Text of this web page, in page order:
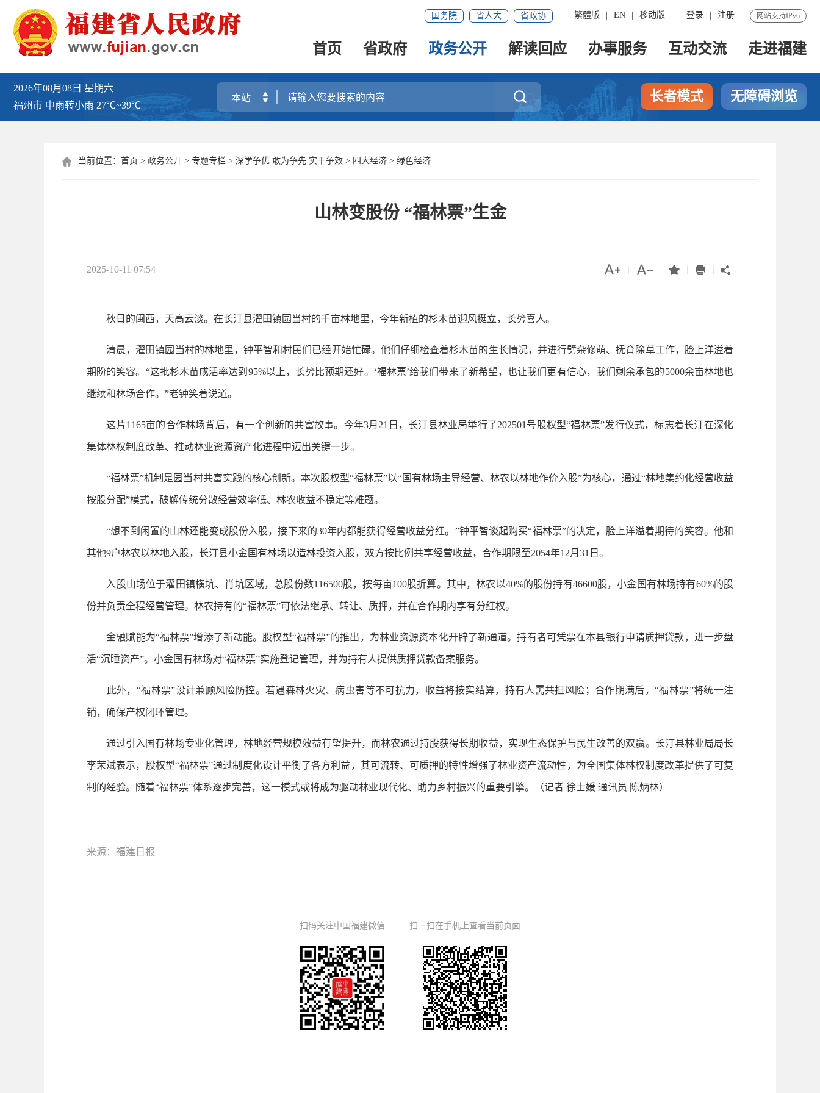
网站支持IPv6
登录 注册
繁體版 EN 移动版
国务院 省人大 省政协
首页 省政府 政务公开 解读回应 办事服务 互动交流 走进福建
2026年08月08日 星期六
福州市 中雨转小雨 27℃~39℃
 长者模式 无障碍浏览
 当前位置： 首页 > 政务公开 > 专题专栏 > 深学争优 敢为争先 实干争效 > 四大经济 > 绿色经济
山林变股份 “福林票”生金
2025-10-11 07:54     
秋日的闽西，天高云淡。在长汀县濯田镇园当村的千亩林地里，今年新植的杉木苗迎风挺立，长势喜人。
清晨，濯田镇园当村的林地里，钟平智和村民们已经开始忙碌。他们仔细检查着杉木苗的生长情况，并进行劈杂修萌、抚育除草工作，脸上洋溢着
期盼的笑容。“这批杉木苗成活率达到95%以上，长势比预期还好。‘福林票’给我们带来了新希望，也让我们更有信心，我们剩余承包的5000余亩林地也
继续和林场合作。”老钟笑着说道。
这片1165亩的合作林场背后，有一个创新的共富故事。今年3月21日，长汀县林业局举行了202501号股权型“福林票”发行仪式，标志着长汀在深化
集体林权制度改革、推动林业资源资产化进程中迈出关键一步。
“福林票”机制是园当村共富实践的核心创新。本次股权型“福林票”以“国有林场主导经营、林农以林地作价入股”为核心，通过“林地集约化经营收益
按股分配”模式，破解传统分散经营效率低、林农收益不稳定等难题。
“想不到闲置的山林还能变成股份入股，接下来的30年内都能获得经营收益分红。”钟平智谈起购买“福林票”的决定，脸上洋溢着期待的笑容。他和
其他9户林农以林地入股，长汀县小金国有林场以造林投资入股，双方按比例共享经营收益，合作期限至2054年12月31日。
入股山场位于濯田镇横坑、肖坑区域，总股份数116500股，按每亩100股折算。其中，林农以40%的股份持有46600股，小金国有林场持有60%的股
份并负责全程经营管理。林农持有的“福林票”可依法继承、转让、质押，并在合作期内享有分红权。
金融赋能为“福林票”增添了新动能。股权型“福林票”的推出，为林业资源资本化开辟了新通道。持有者可凭票在本县银行申请质押贷款，进一步盘
活“沉睡资产”。小金国有林场对“福林票”实施登记管理，并为持有人提供质押贷款备案服务。
此外，“福林票”设计兼顾风险防控。若遇森林火灾、病虫害等不可抗力，收益将按实结算，持有人需共担风险；合作期满后，“福林票”将统一注
销，确保产权闭环管理。
通过引入国有林场专业化管理，林地经营规模效益有望提升，而林农通过持股获得长期收益，实现生态保护与民生改善的双赢。长汀县林业局局长
李荣斌表示，股权型“福林票”通过制度化设计平衡了各方利益，其可流转、可质押的特性增强了林业资产流动性，为全国集体林权制度改革提供了可复
制的经验。随着“福林票”体系逐步完善，这一模式或将成为驱动林业现代化、助力乡村振兴的重要引擎。（记者 徐士媛 通讯员 陈炳林）
来源：福建日报
扫码关注中国福建微信 扫一扫在手机上查看当前页面